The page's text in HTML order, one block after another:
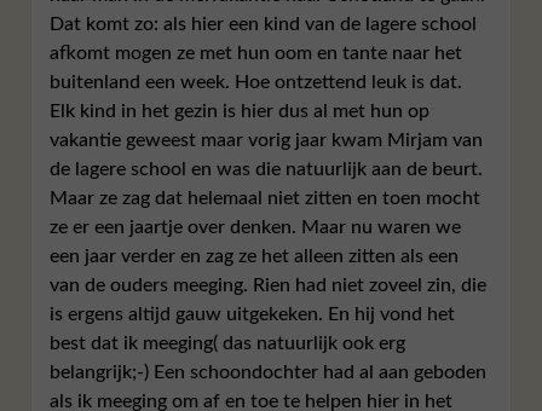
Dat komt zo: als hier een kind van de lagere school
afkomt mogen ze met hun oom en tante naar het
buitenland een week. Hoe ontzettend leuk is dat.
Elk kind in het gezin is hier dus al met hun op
vakantie geweest maar vorig jaar kwam Mirjam van
de lagere school en was die natuurlijk aan de beurt.
Maar ze zag dat helemaal niet zitten en toen mocht
ze er een jaartje over denken. Maar nu waren we
een jaar verder en zag ze het alleen zitten als een
van de ouders meeging. Rien had niet zoveel zin, die
is ergens altijd gauw uitgekeken. En hij vond het
best dat ik meeging( das natuurlijk ook erg
belangrijk;-) Een schoondochter had al aan geboden
als ik meeging om af en toe te helpen hier in het